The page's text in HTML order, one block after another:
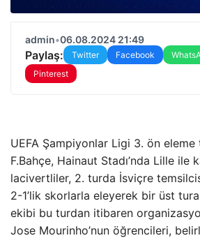
admin•06.08.2024 21:49
Paylaş: Twitter Facebook
Pinterest
UEFA Şampiyonlar Ligi 3. ön eleme
F.Bahçe, Hainaut Stadı’nda Lille ile
lacivertliler, 2. turda İsviçre
2-1’lik skorlarla eleyerek bir üst
ekibi bu turdan itibaren
Jose Mourinho’nun öğrencileri,